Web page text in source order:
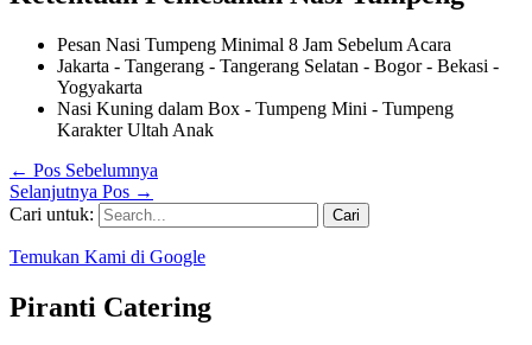
Pesan Nasi Tumpeng Minimal 8 Jam Sebelum Acara
Jakarta - Tangerang - Tangerang Selatan - Bogor - Bekasi -
Yogyakarta
Nasi Kuning dalam Box - Tumpeng Mini - Tumpeng
Karakter Ultah Anak
← Pos Sebelumnya
Selanjutnya Pos →
Cari untuk:
Temukan Kami di Google
Piranti Catering